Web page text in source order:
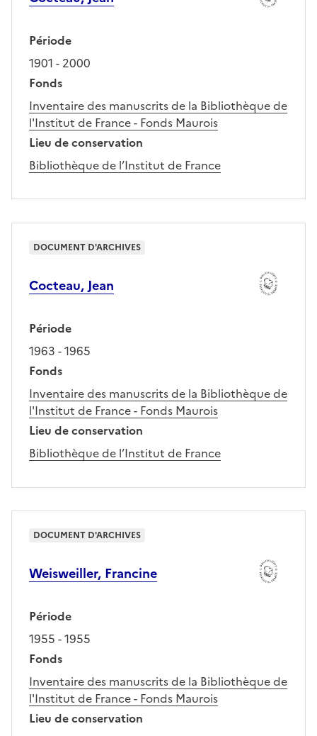
Période
1901 - 2000
Fonds
Inventaire des manuscrits de la Bibliothèque de
l'Institut de France - Fonds Maurois
Lieu de conservation
Bibliothèque de l’Institut de France
Cocteau, Jean
Période
1963 - 1965
Fonds
Inventaire des manuscrits de la Bibliothèque de
l'Institut de France - Fonds Maurois
Lieu de conservation
Bibliothèque de l’Institut de France
DOCUMENT D'ARCHIVES
Weisweiller, Francine
Période
1955 - 1955
Fonds
Inventaire des manuscrits de la Bibliothèque de
l'Institut de France - Fonds Maurois
Lieu de conservation
DOCUMENT D'ARCHIVES